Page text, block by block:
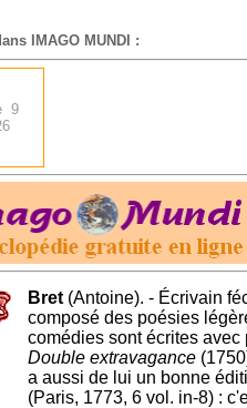
IMAGO MUNDI :
9
Bret (Antoine). - Écrivain
composé des poésies
comédies sont écrites
Double extravagance
a aussi de lui un bonne
(Paris, 1773, 6 vol. in-8) :